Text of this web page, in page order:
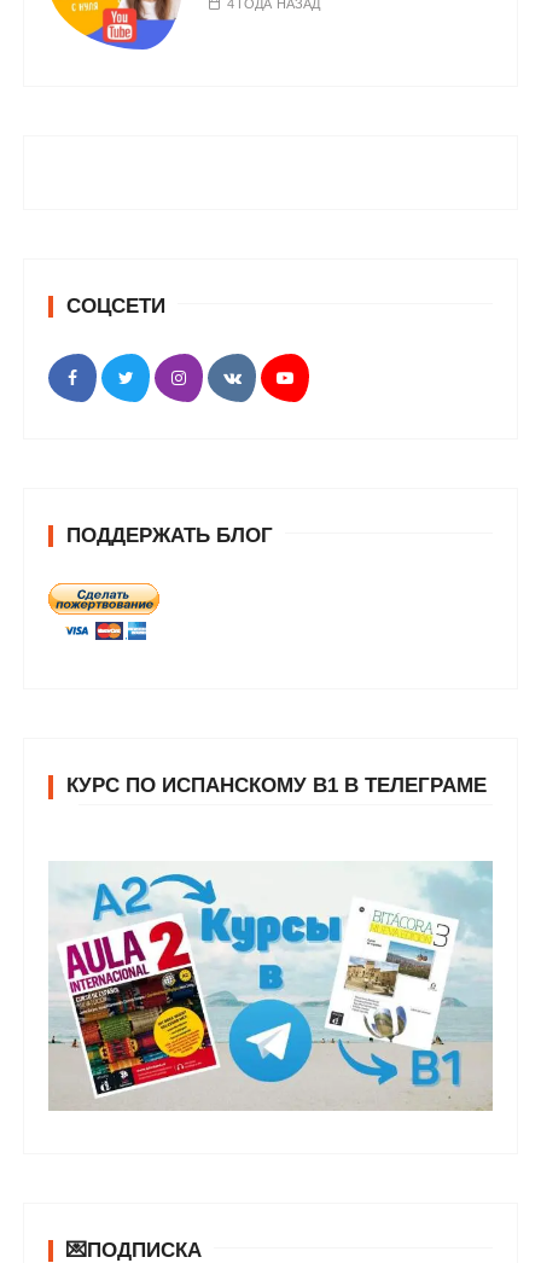
4 ГОДА НАЗАД
СОЦСЕТИ
ПОДДЕРЖАТЬ БЛОГ
КУРС ПО ИСПАНСКОМУ В1 В ТЕЛЕГРАМЕ
💌ПОДПИСКА